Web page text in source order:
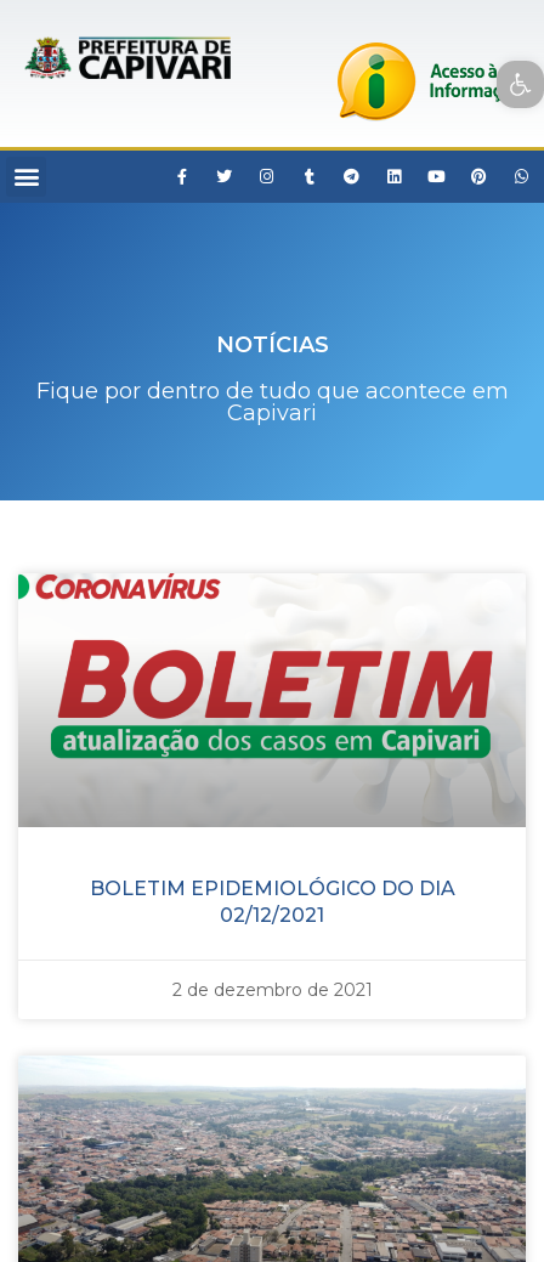
Open toolbar
NOTÍCIAS
Fique por dentro de tudo que acontece em
Capivari
BOLETIM EPIDEMIOLÓGICO DO DIA
02/12/2021
2 de dezembro de 2021